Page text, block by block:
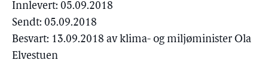
Innlevert: 05.09.2018
Sendt: 05.09.2018
Besvart: 13.09.2018 av klima- og miljøminister Ola
Elvestuen